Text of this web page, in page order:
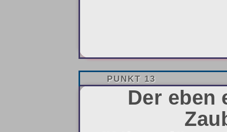
PUNKT 13
Der eben